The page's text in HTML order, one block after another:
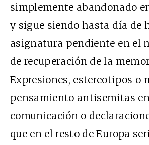
simplemente abandonado
y sigue siendo hasta día de
asignatura pendiente en el
de recuperación de la
Expresiones, estereotipos o
pensamiento antisemitas
comunicación o
que en el resto de Europa